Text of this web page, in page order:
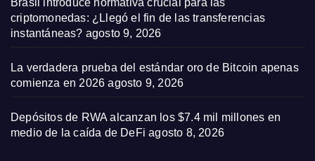
criptomonedas: ¿Llegó el fin de las transferencias
instantáneas? agosto 9, 2026
La verdadera prueba del estándar oro de Bitcoin apenas
comienza en 2026 agosto 9, 2026
Depósitos de RWA alcanzan los $7.4 mil millones en
medio de la caída de DeFi agosto 8, 2026